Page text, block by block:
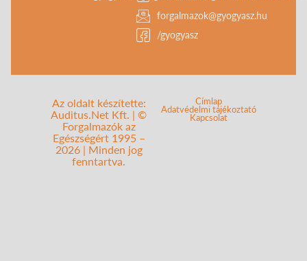
forgalmazok@gyogyasz.hu
/gyogyasz
Az oldalt készítette:
Auditus.Net Kft. | ©
Forgalmazók az
Egészségért 1995 –
2026 | Minden jog
fenntartva.
Címlap
Adatvédelmi tájékoztató
Kapcsolat